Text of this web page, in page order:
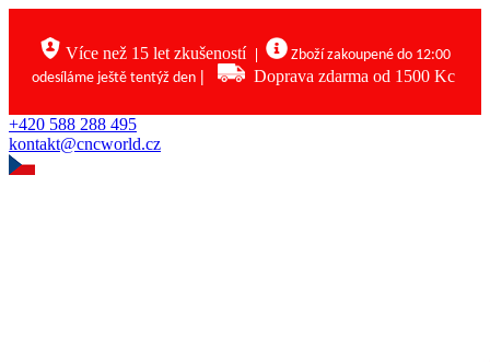
Více než 15 let zkušeností
Zboží zakoupené do 12:00
odesíláme ještě tentýž den | Doprava zdarma od 1500 Kc
+420 588 288 495
kontakt@cncworld.cz